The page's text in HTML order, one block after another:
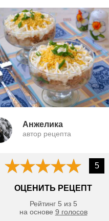
Анжелика
автор рецепта
5
ОЦЕНИТЬ РЕЦЕПТ
Рейтинг 5 из 5
на основе 9 голосов